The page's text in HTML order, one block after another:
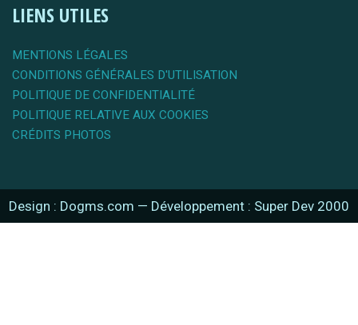
LIENS UTILES
MENTIONS LÉGALES
CONDITIONS GÉNÉRALES D'UTILISATION
POLITIQUE DE CONFIDENTIALITÉ
POLITIQUE RELATIVE AUX COOKIES
CRÉDITS PHOTOS
Design : Dogms.com — Développement : Super Dev 2000